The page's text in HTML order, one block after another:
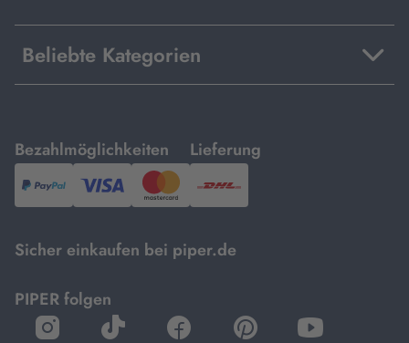
Beliebte Kategorien
Bezahlmöglichkeiten
mit
PayPal,Visa
und
Lieferung
mit
DHL.
Sicher einkaufen bei piper.de
PIPER folgen
öffnet
öffnet
öffnet
öffnet
öffnet